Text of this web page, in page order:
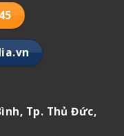
Tp. Thủ Đức,